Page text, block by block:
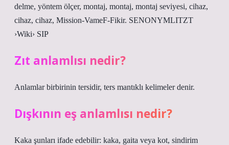
delme, yöntem ölçer, montaj, montaj, montaj seviyesi, cihaz,
cihaz, cihaz, Mission-VameF-Fikir. SENONYMLITZT
›Wiki› SIP
Zıt anlamlısı nedir?
Anlamlar birbirinin tersidir, ters mantıklı kelimeler denir.
Dışkının eş anlamlısı nedir?
Kaka şunları ifade edebilir: kaka, gaita veya kot, sindirim